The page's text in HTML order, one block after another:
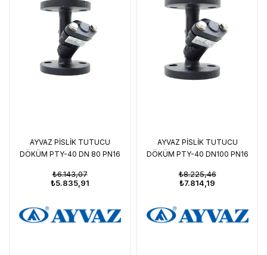
AYVAZ PİSLİK TUTUCU
DÖKÜM PTY-40 DN 80 PN16
₺5.835,91
₺6.143,07
AYVAZ PİSLİK TUTUCU
DÖKÜM PTY-40 DN100 PN16
₺7.814,19
₺8.225,46